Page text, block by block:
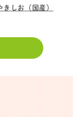
きしお（国産）